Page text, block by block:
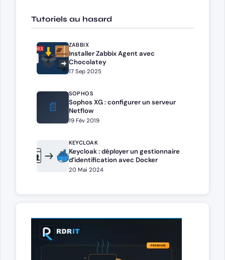
Tutoriels au hasard
ZABBIX
Installer Zabbix Agent avec
Chocolatey
17 Sep 2025
📄
SOPHOS
Sophos XG : configurer un serveur
Netflow
19 Fév 2019
KEYCLOAK
Keycloak : déployer un gestionnaire
d’identification avec Docker
20 Mai 2024